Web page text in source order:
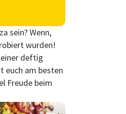
sein? Wenn,
wurden!
deftig
euch am besten
Freude beim